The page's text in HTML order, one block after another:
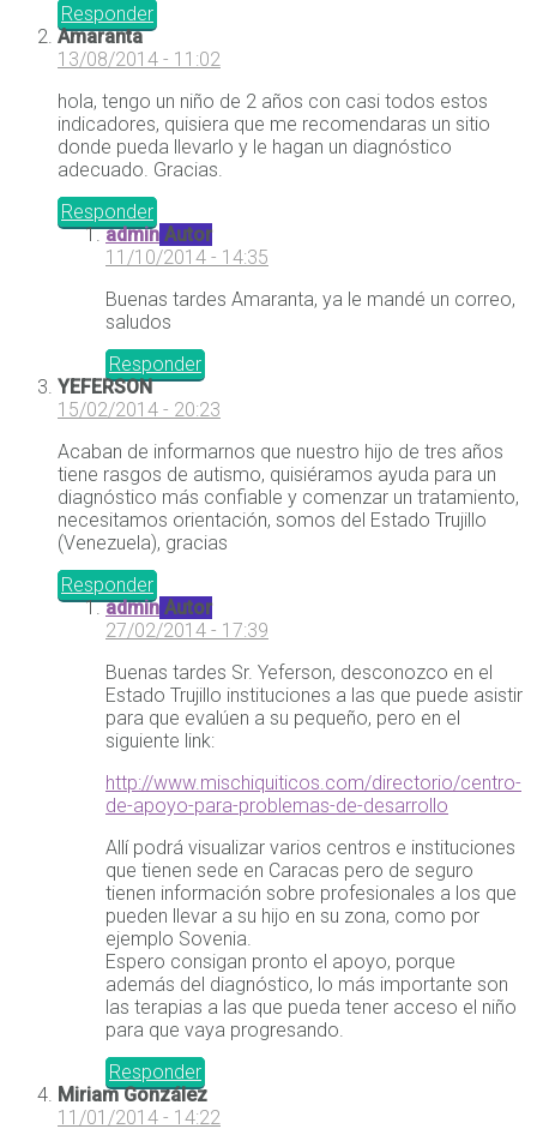
Responder
Amaranta
13/08/2014 - 11:02
hola, tengo un niño de 2 años con casi todos estos
indicadores, quisiera que me recomendaras un sitio
donde pueda llevarlo y le hagan un diagnóstico
adecuado. Gracias.
Responder
admin Autor
11/10/2014 - 14:35
Buenas tardes Amaranta, ya le mandé un correo,
saludos
Responder
YEFERSON
15/02/2014 - 20:23
Acaban de informarnos que nuestro hijo de tres años
tiene rasgos de autismo, quisiéramos ayuda para un
diagnóstico más confiable y comenzar un tratamiento,
necesitamos orientación, somos del Estado Trujillo
(Venezuela), gracias
Responder
admin Autor
27/02/2014 - 17:39
Buenas tardes Sr. Yeferson, desconozco en el
Estado Trujillo instituciones a las que puede asistir
para que evalúen a su pequeño, pero en el
siguiente link:
http://www.mischiquiticos.com/directorio/centro-
de-apoyo-para-problemas-de-desarrollo
Allí podrá visualizar varios centros e instituciones
que tienen sede en Caracas pero de seguro
tienen información sobre profesionales a los que
pueden llevar a su hijo en su zona, como por
ejemplo Sovenia.
Espero consigan pronto el apoyo, porque
además del diagnóstico, lo más importante son
las terapias a las que pueda tener acceso el niño
para que vaya progresando.
Responder
Miriam González
11/01/2014 - 14:22